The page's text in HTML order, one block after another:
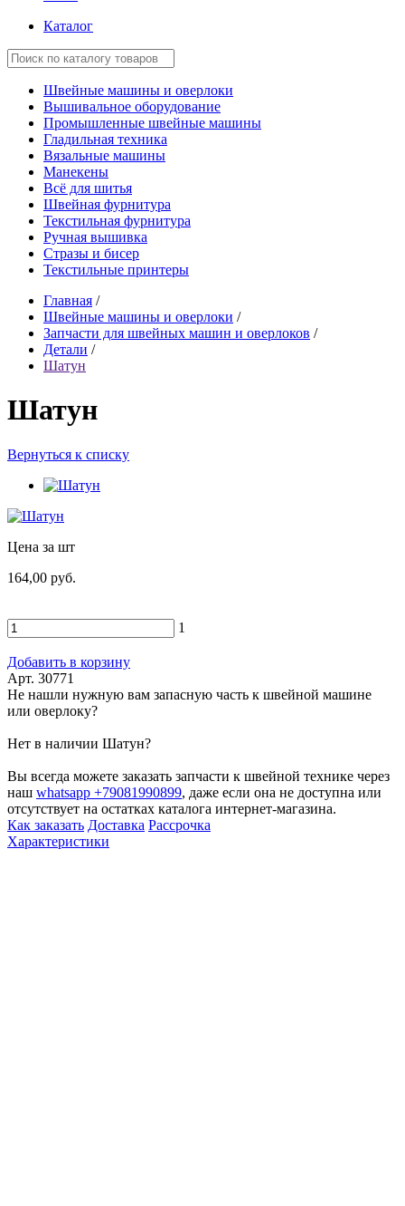
Каталог
Швейные машины и оверлоки
Вышивальное оборудование
Промышленные швейные машины
Гладильная техника
Вязальные машины
Манекены
Всё для шитья
Швейная фурнитура
Текстильная фурнитура
Ручная вышивка
Стразы и бисер
Текстильные принтеры
Главная /
Швейные машины и оверлоки /
Запчасти для швейных машин и оверлоков /
Детали /
Шатун
Шатун
Вернуться к списку
Цена за шт
164,00 руб.
1
Добавить в корзину
Арт. 30771
Не нашли нужную вам запасную часть к швейной машине
или оверлоку?
Нет в наличии Шатун?
Вы всегда можете заказать запчасти к швейной технике через
наш whatsapp +79081990899, даже если она не доступна или
отсутствует на остатках каталога интернет-магазина.
Как заказать Доставка Рассрочка
Характеристики